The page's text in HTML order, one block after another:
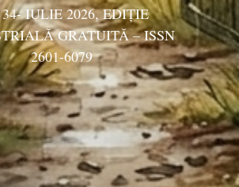
IULIE 2026, EDIŢIE
GRATUITĂ – ISSN
2601-6079